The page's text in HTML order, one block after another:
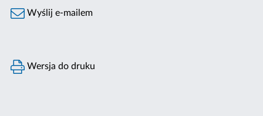
Wyślij e-mailem
Wersja do druku